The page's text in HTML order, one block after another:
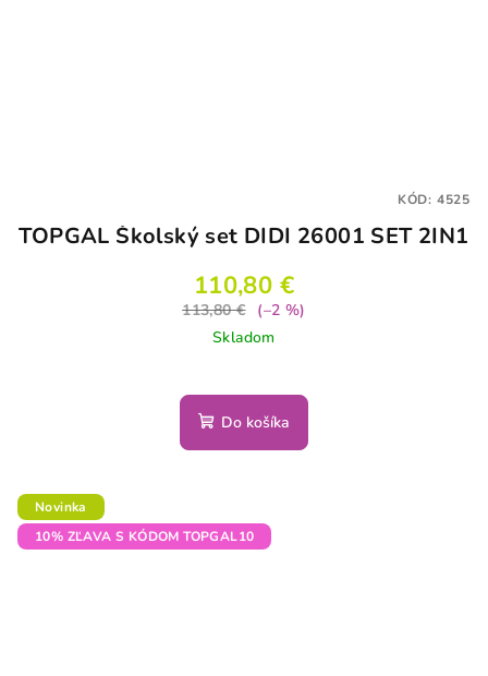
TOPGAL Školský set DIDI 26001 SET 2IN1
110,80 €
113,80 €
(–2 %)
Skladom
Do košíka
KÓD: 4525
Novinka
10% ZĽAVA S KÓDOM TOPGAL10